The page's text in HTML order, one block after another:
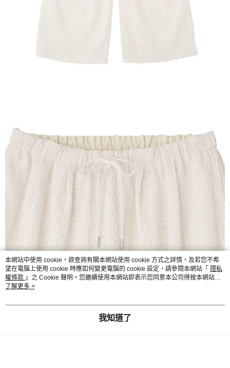
本網站中使用 cookie，欲查詢有關本網站使用 cookie 方式之詳情，及若您不希
望在電腦上使用 cookie 時應如何變更電腦的 cookie 設定，請參閱本網站「 隱私
權條款 」之 Cookie 聲明。您繼續使用本網站即表示您同意本公司得按本網站使
用條款之 Cookie 聲明使用 cookie。
了解更多 >
我知道了